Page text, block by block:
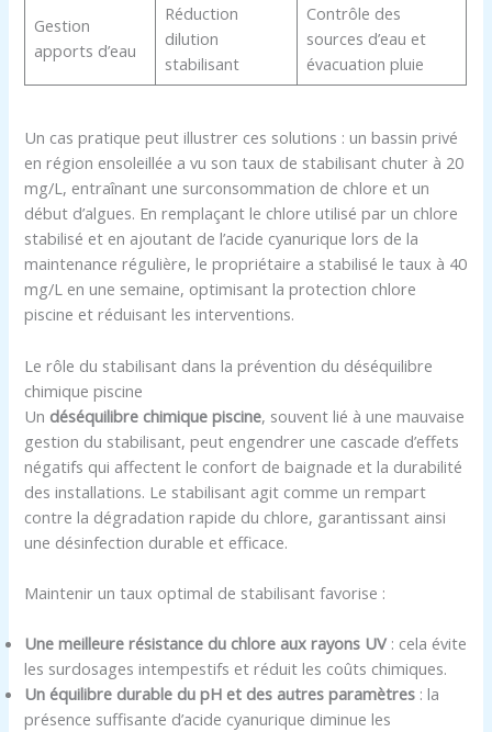
Gestion
apports d’eau
Réduction
dilution
stabilisant
Contrôle des
sources d’eau et
évacuation pluie
Un cas pratique peut illustrer ces solutions : un bassin privé
en région ensoleillée a vu son taux de stabilisant chuter à 20
mg/L, entraînant une surconsommation de chlore et un
début d’algues. En remplaçant le chlore utilisé par un chlore
stabilisé et en ajoutant de l’acide cyanurique lors de la
maintenance régulière, le propriétaire a stabilisé le taux à 40
mg/L en une semaine, optimisant la protection chlore
piscine et réduisant les interventions.
Le rôle du stabilisant dans la prévention du déséquilibre
chimique piscine
Un déséquilibre chimique piscine, souvent lié à une mauvaise
gestion du stabilisant, peut engendrer une cascade d’effets
négatifs qui affectent le confort de baignade et la durabilité
des installations. Le stabilisant agit comme un rempart
contre la dégradation rapide du chlore, garantissant ainsi
une désinfection durable et efficace.
Maintenir un taux optimal de stabilisant favorise :
Une meilleure résistance du chlore aux rayons UV : cela évite
les surdosages intempestifs et réduit les coûts chimiques.
Un équilibre durable du pH et des autres paramètres : la
présence suffisante d’acide cyanurique diminue les